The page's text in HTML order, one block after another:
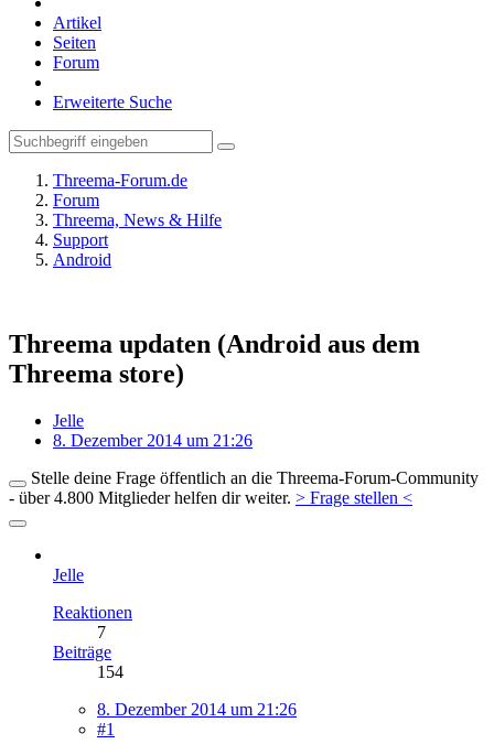
Artikel
Seiten
Forum
Erweiterte Suche
Threema-Forum.de
Forum
Threema, News & Hilfe
Support
Android
Threema updaten (Android aus dem
Threema store)
Jelle
8. Dezember 2014 um 21:26
Stelle deine Frage öffentlich an die Threema-Forum-Community
- über 4.800 Mitglieder helfen dir weiter. > Frage stellen <
Jelle
Reaktionen
7
Beiträge
154
8. Dezember 2014 um 21:26
#1